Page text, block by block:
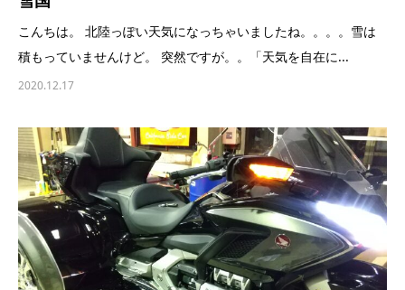
こんちは。 北陸っぽい天気になっちゃいましたね。。。。雪は
積もっていませんけど。 突然ですが。。「天気を自在に...
2020.12.17